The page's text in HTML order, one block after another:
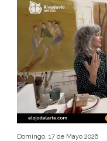
Domingo, 17 de Mayo 2026